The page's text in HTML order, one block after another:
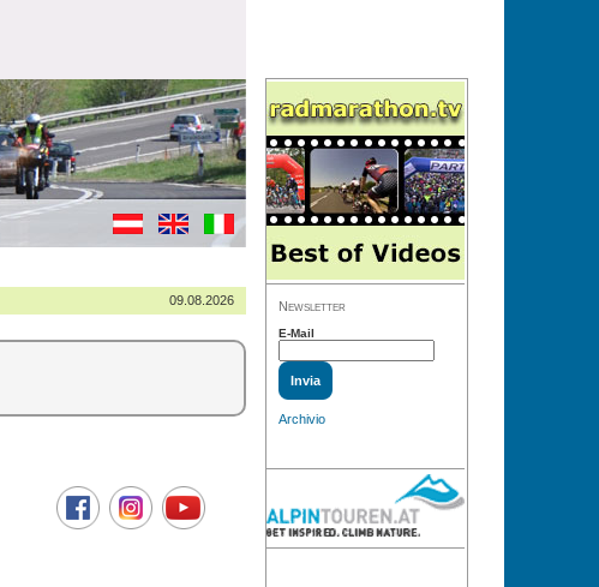
09.08.2026 Newsletter
E-Mail
Archivio